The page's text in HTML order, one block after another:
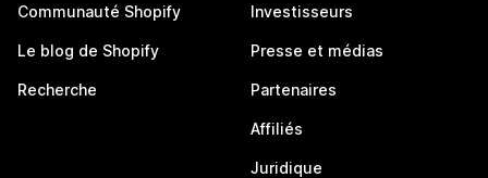
Communauté Shopify
Le blog de Shopify
Recherche
Investisseurs
Presse et médias
Partenaires
Affiliés
Juridique